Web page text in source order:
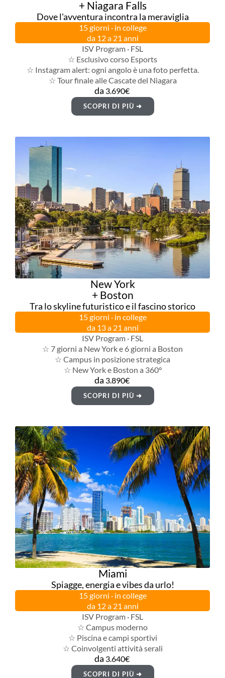
+ Niagara Falls
Dove l'avventura incontra la meraviglia
15 giorni · in college
da 12 a 21 anni
ISV Program · FSL
☆ Esclusivo corso Esports
☆ Instagram alert: ogni angolo è una foto perfetta.
☆ Tour finale alle Cascate del Niagara
da 3.690€
SCOPRI DI PIÙ ➜
New York
+ Boston
Tra lo skyline futuristico e il fascino storico
15 giorni · in college
da 13 a 21 anni
ISV Program · FSL
☆ 7 giorni a New York e 6 giorni a Boston
☆ Campus in posizione strategica
☆ New York e Boston a 360°
da 3.890€
SCOPRI DI PIÙ ➜
Miami
Spiagge, energia e vibes da urlo!
15 giorni · in college
da 12 a 21 anni
ISV Program · FSL
☆ Campus moderno
☆ Piscina e campi sportivi
☆ Coinvolgenti attività serali
da 3.640€
SCOPRI DI PIÙ ➜